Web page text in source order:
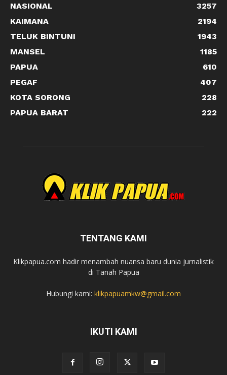
NASIONAL
3257
KAIMANA
2194
TELUK BINTUNI
1943
MANSEL
1185
PAPUA
610
PEGAF
407
KOTA SORONG
228
PAPUA BARAT
222
TENTANG KAMI
Klikpapua.com hadir menambah nuansa baru dunia jurnalistik
di Tanah Papua
Hubungi kami: klikpapuamkw@gmail.com
IKUTI KAMI